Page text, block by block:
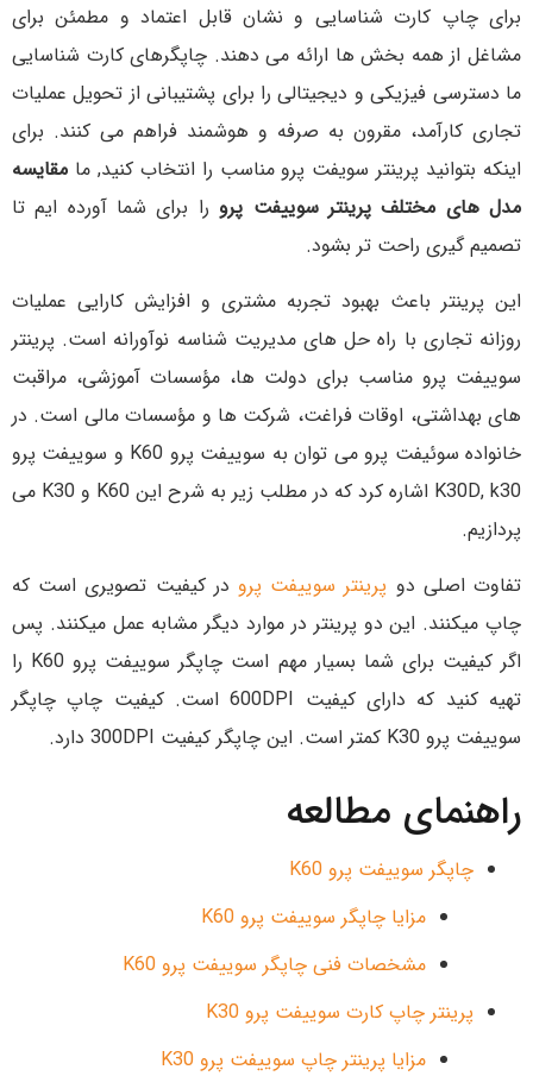
برای چاپ کارت شناسایی و نشان قابل اعتماد و مطمئن برای
مشاغل از همه بخش ها ارائه می دهند. چاپگرهای کارت شناسایی
ما دسترسی فیزیکی و دیجیتالی را برای پشتیبانی از تحویل عملیات
تجاری کارآمد، مقرون به صرفه و هوشمند فراهم می کنند. برای
اینکه بتوانید پرینتر سویفت پرو مناسب را انتخاب کنید, ما مقایسه
مدل های مختلف پرینتر سوییفت پرو را برای شما آورده ایم تا
تصمیم گیری راحت تر بشود.
این پرینتر باعث بهبود تجربه مشتری و افزایش کارایی عملیات
روزانه تجاری با راه حل های مدیریت شناسه نوآورانه است. پرینتر
سوییفت پرو مناسب برای دولت ها، مؤسسات آموزشی، مراقبت
های بهداشتی، اوقات فراغت، شرکت ها و مؤسسات مالی است. در
خانواده سوئیفت پرو می توان به سوییفت پرو K60 و سوییفت پرو
K30D, k30 اشاره کرد که در مطلب زیر به شرح این K60 و K30 می
پردازیم.
تفاوت اصلی دو پرینتر سوییفت پرو در کیفیت تصویری است که
چاپ میکنند. این دو پرینتر در موارد دیگر مشابه عمل میکنند. پس
اگر کیفیت برای شما بسیار مهم است چاپگر سوییفت پرو K60 را
تهیه کنید که دارای کیفیت 600DPI است. کیفیت چاپ چاپگر
سوییفت پرو K30 کمتر است. این چاپگر کیفیت 300DPI دارد.
راهنمای مطالعه
چاپگر سوییفت پرو K60
مزایا چاپگر سوییفت پرو K60
مشخصات فنی چاپگر سوییفت پرو K60
پرینتر چاپ کارت سوییفت پرو K30
مزایا پرینتر چاپ سوییفت پرو K30